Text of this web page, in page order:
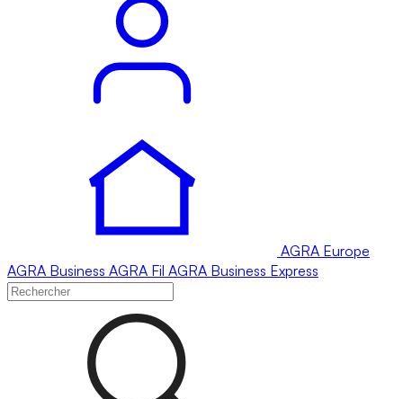
AGRA Europe
AGRA Business AGRA Fil AGRA Business Express